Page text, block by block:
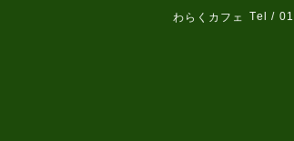
わらくカフェ Tel /